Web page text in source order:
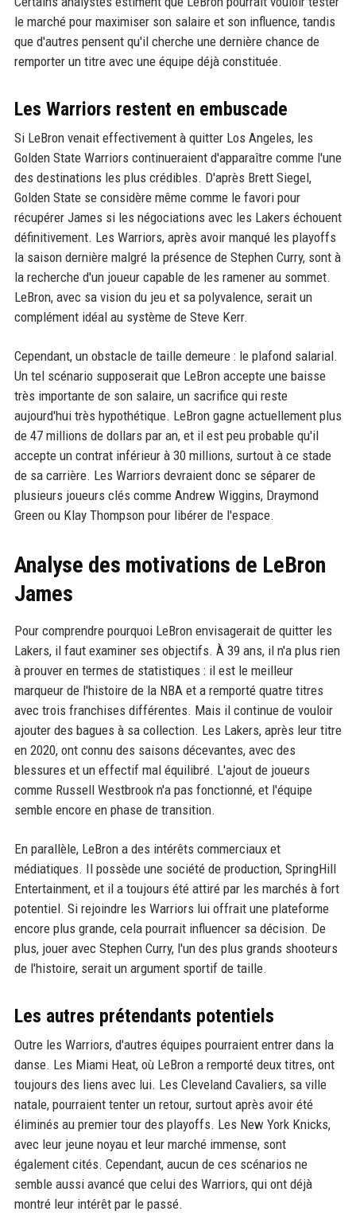
le marché pour maximiser son salaire et son influence, tandis
que d'autres pensent qu'il cherche une dernière chance de
remporter un titre avec une équipe déjà constituée.
Les Warriors restent en embuscade
Si LeBron venait effectivement à quitter Los Angeles, les
Golden State Warriors continueraient d'apparaître comme l'une
des destinations les plus crédibles. D'après Brett Siegel,
Golden State se considère même comme le favori pour
récupérer James si les négociations avec les Lakers échouent
définitivement. Les Warriors, après avoir manqué les playoffs
la saison dernière malgré la présence de Stephen Curry, sont à
la recherche d'un joueur capable de les ramener au sommet.
LeBron, avec sa vision du jeu et sa polyvalence, serait un
complément idéal au système de Steve Kerr.
Cependant, un obstacle de taille demeure : le plafond salarial.
Un tel scénario supposerait que LeBron accepte une baisse
très importante de son salaire, un sacrifice qui reste
aujourd'hui très hypothétique. LeBron gagne actuellement plus
de 47 millions de dollars par an, et il est peu probable qu'il
accepte un contrat inférieur à 30 millions, surtout à ce stade
de sa carrière. Les Warriors devraient donc se séparer de
plusieurs joueurs clés comme Andrew Wiggins, Draymond
Green ou Klay Thompson pour libérer de l'espace.
Analyse des motivations de LeBron
James
Pour comprendre pourquoi LeBron envisagerait de quitter les
Lakers, il faut examiner ses objectifs. À 39 ans, il n'a plus rien
à prouver en termes de statistiques : il est le meilleur
marqueur de l'histoire de la NBA et a remporté quatre titres
avec trois franchises différentes. Mais il continue de vouloir
ajouter des bagues à sa collection. Les Lakers, après leur titre
en 2020, ont connu des saisons décevantes, avec des
blessures et un effectif mal équilibré. L'ajout de joueurs
comme Russell Westbrook n'a pas fonctionné, et l'équipe
semble encore en phase de transition.
En parallèle, LeBron a des intérêts commerciaux et
médiatiques. Il possède une société de production, SpringHill
Entertainment, et il a toujours été attiré par les marchés à fort
potentiel. Si rejoindre les Warriors lui offrait une plateforme
encore plus grande, cela pourrait influencer sa décision. De
plus, jouer avec Stephen Curry, l'un des plus grands shooteurs
de l'histoire, serait un argument sportif de taille.
Les autres prétendants potentiels
Outre les Warriors, d'autres équipes pourraient entrer dans la
danse. Les Miami Heat, où LeBron a remporté deux titres, ont
toujours des liens avec lui. Les Cleveland Cavaliers, sa ville
natale, pourraient tenter un retour, surtout après avoir été
éliminés au premier tour des playoffs. Les New York Knicks,
avec leur jeune noyau et leur marché immense, sont
également cités. Cependant, aucun de ces scénarios ne
semble aussi avancé que celui des Warriors, qui ont déjà
montré leur intérêt par le passé.